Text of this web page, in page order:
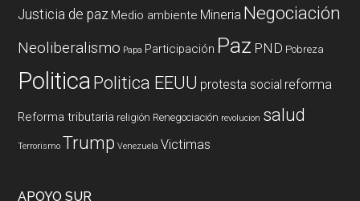
Justicia de paz Medio ambiente Mineria Negociación
Neoliberalismo Papa Participación Paz PND Pobreza
PoliticaPolitica EEUU protesta social reforma
Reforma tributaria religión Renegociación revolucion salud
Terrorismo Trump Venezuela Victimas
APOYO SUR